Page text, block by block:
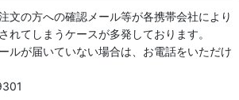
絞り込む
会場★★
ス正規取扱店
文の方への確認メール等が各携帯会社により
れてしまうケースが多発しております。
ルが届いていない場合は、お電話をいただけ